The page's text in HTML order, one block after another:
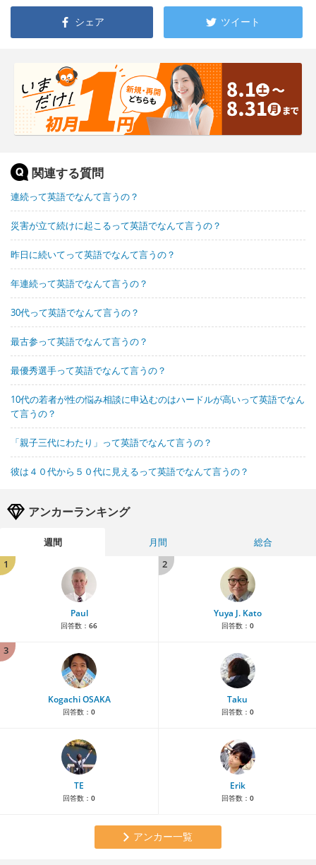
シェア ツイート
関連する質問
連続って英語でなんて言うの？
災害が立て続けに起こるって英語でなんて言うの？
昨日に続いてって英語でなんて言うの？
年連続って英語でなんて言うの？
30代って英語でなんて言うの？
最古参って英語でなんて言うの？
最優秀選手って英語でなんて言うの？
10代の若者が性の悩み相談に申込むのはハードルが高いって英語でなん
て言うの？
「親子三代にわたり」って英語でなんて言うの？
彼は４０代から５０代に見えるって英語でなんて言うの？
アンカーランキング
週間 月間
総合
1
Paul
回答数： 66
2
Yuya J. Kato
回答数： 0
3
Kogachi OSAKA
回答数： 0
Taku
回答数： 0
TE
回答数： 0
Erik
回答数： 0
アンカー一覧